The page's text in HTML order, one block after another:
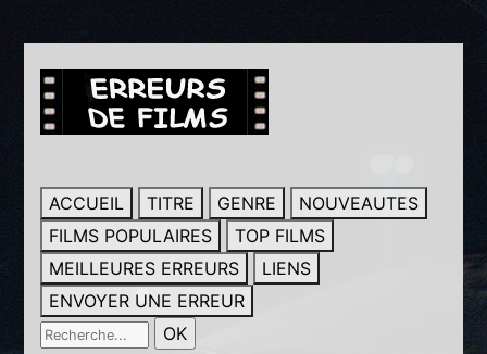
ACCUEIL TITRE GENRE
NOUVEAUTES
FILMS POPULAIRES
TOP FILMS
MEILLEURES ERREURS
LIENS
ENVOYER UNE ERREUR